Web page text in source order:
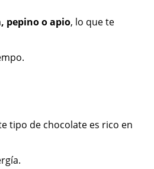
pepino o apio, lo que te
tipo de chocolate es rico en